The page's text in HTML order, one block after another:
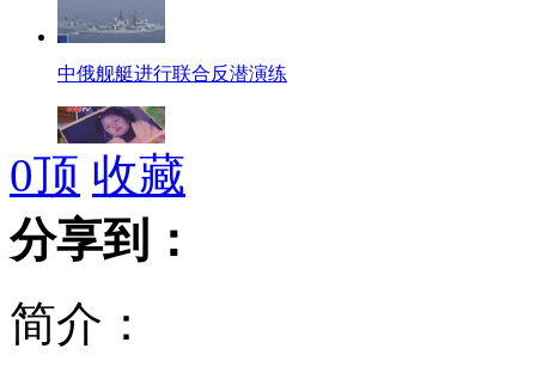
中俄舰艇进行联合反潜演练
女童被撞身亡案 司机逃逸因家贫
中俄海上联合军演 海空实兵对抗
0顶 收藏
分享到：
简介：